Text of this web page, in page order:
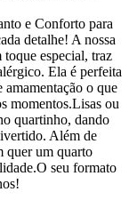
e Conforto para
detalhe! A nossa
especial, traz
Ela é perfeita
amamentação o que
momentos.Lisas ou
quartinho, dando
Além de
quer um quarto
seu formato